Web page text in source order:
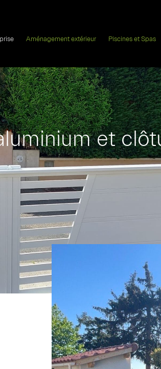
Aménagement extérieur Piscines et Spas
et